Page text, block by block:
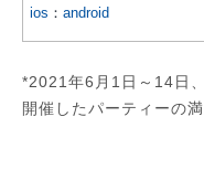
ios ： android
*2021年6月1日～14日
開催したパーティーの